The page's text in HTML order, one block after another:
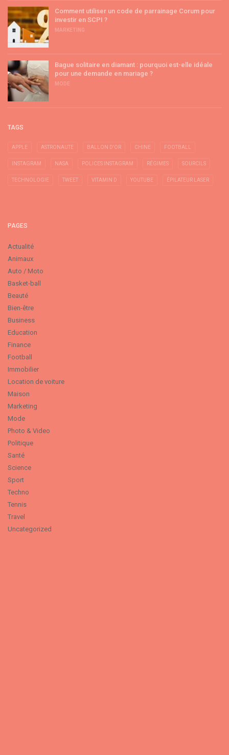
Comment utiliser un code de parrainage Corum pour
investir en SCPI ?
MARKETING
Bague solitaire en diamant : pourquoi est-elle idéale
pour une demande en mariage ?
MODE
TAGS
APPLE ASTRONAUTE BALLON D'OR CHINE FOOTBALL
INSTAGRAM NASA POLICES INSTAGRAM RÉGIMES SOURCILS
TECHNOLOGIE TWEET VITAMIN D YOUTUBE ÉPILATEUR LASER
PAGES
Actualité
Animaux
Auto / Moto
Basket-ball
Beauté
Bien-être
Business
Education
Finance
Football
Immobilier
Location de voiture
Maison
Marketing
Mode
Photo & Video
Politique
Santé
Science
Sport
Techno
Tennis
Travel
Uncategorized